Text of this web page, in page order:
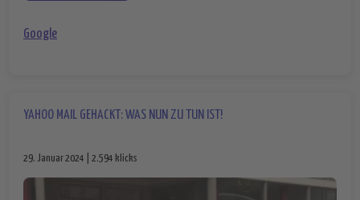
Google
YAHOO MAIL GEHACKT: WAS NUN ZU TUN IST!
29. Januar 2024 | 2.594 klicks